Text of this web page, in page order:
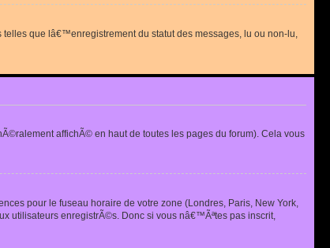
que lâ€™enregistrement du statut des messages, lu ou non-lu,
affichÃ© en haut de toutes les pages du forum). Cela vous
pour le fuseau horaire de votre zone (Londres, Paris, New York,
utilisateurs enregistrÃ©s. Donc si vous nâ€™Ãªtes pas inscrit,